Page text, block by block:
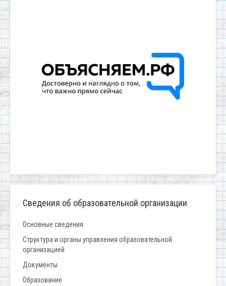
Сведения об образовательной организации
Основные сведения
Структура и органы управления образовательной
организацией
Документы
Образование